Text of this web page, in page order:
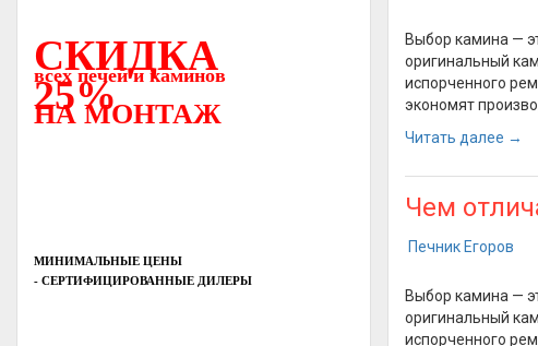
СКИДКА
всех печей и каминов
25%
НА МОНТАЖ
МИНИМАЛЬНЫЕ ЦЕНЫ
- СЕРТИФИЦИРОВАННЫЕ ДИЛЕРЫ
Выбор камина —
оригинальный
испорченного
экономят
Читать далее →
Чем
Печник Егоров
Выбор камина —
оригинальный
испорченного